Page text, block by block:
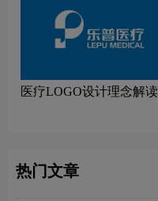
医疗LOGO设计理念解读
热门文章